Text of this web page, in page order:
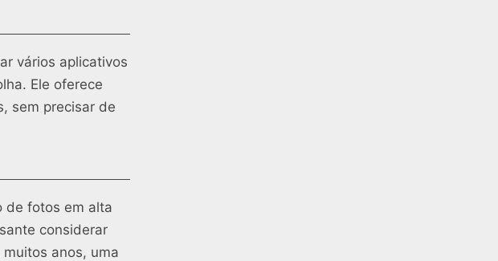
vários aplicativos
Ele oferece
sem precisar de
de fotos em alta
considerar
anos, uma